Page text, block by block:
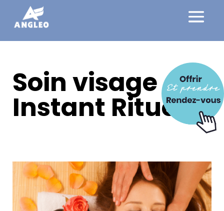
Soin visage –
Instant Rituel